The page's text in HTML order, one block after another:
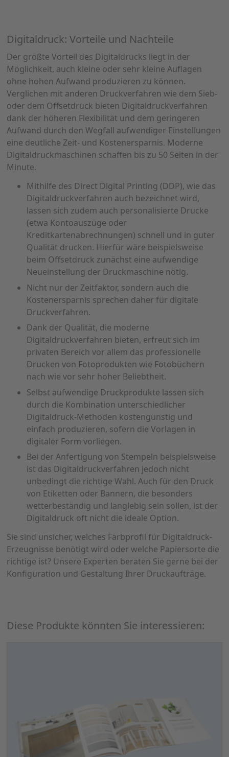
Digitaldruck: Vorteile und Nachteile
Der größte Vorteil des Digitaldrucks liegt in der
Möglichkeit, auch kleine oder sehr kleine Auflagen
ohne hohen Aufwand produzieren zu können.
Verglichen mit anderen Druckverfahren wie dem Sieb-
oder dem Offsetdruck bieten Digitaldruckverfahren
dank der höheren Flexibilität und dem geringeren
Aufwand durch den Wegfall aufwendiger Einstellungen
eine deutliche Zeit- und Kostenersparnis. Moderne
Digitaldruckmaschinen schaffen bis zu 50 Seiten in der
Minute.
Mithilfe des Direct Digital Printing (DDP), wie das
Digitaldruckverfahren auch bezeichnet wird,
lassen sich zudem auch personalisierte Drucke
(etwa Kontoauszüge oder
Kreditkartenabrechnungen) schnell und in guter
Qualität drucken. Hierfür wäre beispielsweise
beim Offsetdruck zunächst eine aufwendige
Neueinstellung der Druckmaschine nötig.
Nicht nur der Zeitfaktor, sondern auch die
Kostenersparnis sprechen daher für digitale
Druckverfahren.
Dank der Qualität, die moderne
Digitaldruckverfahren bieten, erfreut sich im
privaten Bereich vor allem das professionelle
Drucken von Fotoprodukten wie Fotobüchern
nach wie vor sehr hoher Beliebtheit.
Selbst aufwendige Druckprodukte lassen sich
durch die Kombination unterschiedlicher
Digitaldruck-Methoden kostengünstig und
einfach produzieren, sofern die Vorlagen in
digitaler Form vorliegen.
Bei der Anfertigung von Stempeln beispielsweise
ist das Digitaldruckverfahren jedoch nicht
unbedingt die richtige Wahl. Auch für den Druck
von Etiketten oder Bannern, die besonders
wetterbeständig und langlebig sein sollen, ist der
Digitaldruck oft nicht die ideale Option.
Sie sind unsicher, welches Farbprofil für Digitaldruck-
Erzeugnisse benötigt wird oder welche Papiersorte die
richtige ist? Unsere Experten beraten Sie gerne bei der
Konfiguration und Gestaltung Ihrer Druckaufträge.
Diese Produkte könnten Sie interessieren: